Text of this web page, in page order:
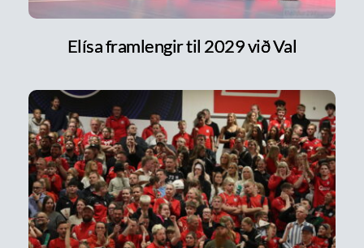
Elísa framlengir til 2029 við Val